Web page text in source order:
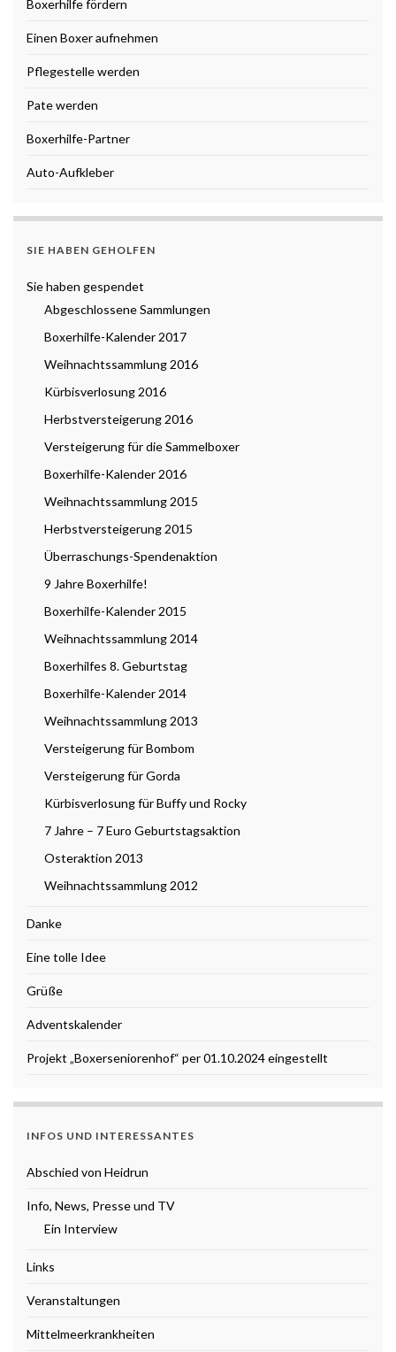
Boxerhilfe fördern
Einen Boxer aufnehmen
Pflegestelle werden
Pate werden
Boxerhilfe-Partner
Auto-Aufkleber
SIE HABEN GEHOLFEN
Sie haben gespendet
Abgeschlossene Sammlungen
Boxerhilfe-Kalender 2017
Weihnachtssammlung 2016
Kürbisverlosung 2016
Herbstversteigerung 2016
Versteigerung für die Sammelboxer
Boxerhilfe-Kalender 2016
Weihnachtssammlung 2015
Herbstversteigerung 2015
Überraschungs-Spendenaktion
9 Jahre Boxerhilfe!
Boxerhilfe-Kalender 2015
Weihnachtssammlung 2014
Boxerhilfes 8. Geburtstag
Boxerhilfe-Kalender 2014
Weihnachtssammlung 2013
Versteigerung für Bombom
Versteigerung für Gorda
Kürbisverlosung für Buffy und Rocky
7 Jahre – 7 Euro Geburtstagsaktion
Osteraktion 2013
Weihnachtssammlung 2012
Danke
Eine tolle Idee
Grüße
Adventskalender
Projekt „Boxerseniorenhof“ per 01.10.2024 eingestellt
INFOS UND INTERESSANTES
Abschied von Heidrun
Info, News, Presse und TV
Ein Interview
Links
Veranstaltungen
Mittelmeerkrankheiten